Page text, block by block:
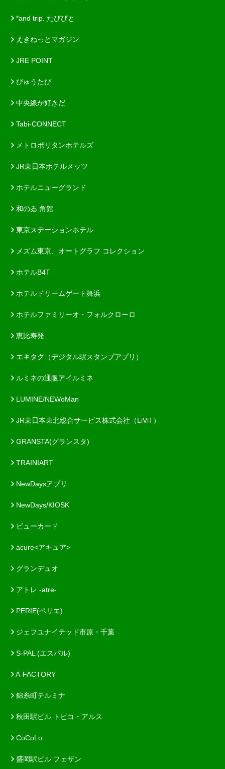
*and trip. たびびと
えきねっとマガジン
JRE POINT
びゅうたび
中央線が好きだ
Tabi-CONNECT
メトロポリタンホテルズ
JR東日本ホテルメッツ
ホテルニューグランド
和のゐ 角館
東京ステーションホテル
メズム東京、オートグラフ コレクション
ホテルB4T
ホテルドリームゲート舞浜
ホテルファミリーオ・フォルクローロ
恵比寿発
エキタグ（デジタル駅スタンプアプリ）
ルミネの通販アイルミネ
LUMINE/NEWoMan
JR東日本東北総合サービス株式会社（LiViT）
GRANSTA(グランスタ)
TRAINIART
NewDaysアプリ
NewDays/KIOSK
ビューカード
acure<アキュア>
グランデュオ
アトレ -atre-
PERIE(ペリエ)
ジェフユナイテッド市原・千葉
S-PAL (エスパル)
A-FACTORY
錦糸町テルミナ
秋田駅ビル トピコ・アルス
CoCoLo
盛岡駅ビル フェザン